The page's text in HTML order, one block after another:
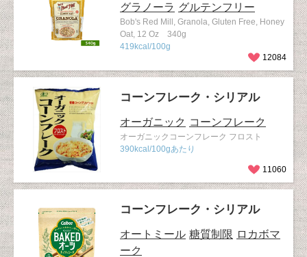
グラノーラ グルテンフリー
Bob's Red Mill, Granola, Gluten Free, Honey
Oat, 12 Oz 340g
419kcal/100g
12084
コーンフレーク・シリアル
オーガニック コーンフレーク
オーガニックコーンフレーク フロスト
390kcal/100gあたり
11060
コーンフレーク・シリアル
オートミール 糖質制限 ロカボマ
ーク